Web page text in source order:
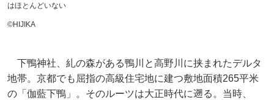
はほとんどいない
©︎HIJIKA
下鴨神社、糺の森がある鴨川と高野川に挟まれたデルタ
地帯。京都でも屈指の高級住宅地に建つ敷地面積265平米
の「伽藍下鴨」。そのルーツは大正時代に遡る。当時、